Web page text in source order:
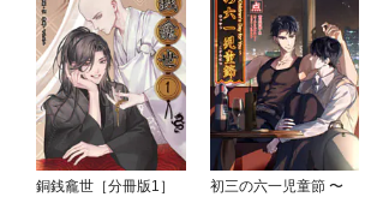
銅銭龕世［分冊版1］
初三の六一児童節 〜